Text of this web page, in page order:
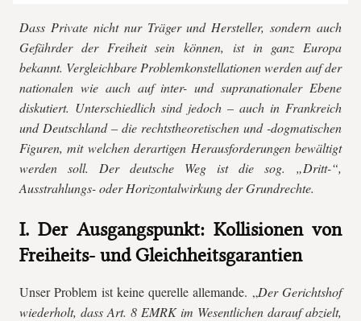
Dass Private nicht nur Träger und Hersteller, sondern auch
Gefährder der Freiheit sein können, ist in ganz Europa
bekannt. Vergleichbare Problemkonstellationen werden auf der
nationalen wie auch auf inter- und supranationaler Ebene
diskutiert. Unterschiedlich sind jedoch – auch in Frankreich
und Deutschland – die rechtstheoretischen und -dogmatischen
Figuren, mit welchen derartigen Herausforderungen bewältigt
werden soll. Der deutsche Weg ist die sog. „Dritt-“,
Ausstrahlungs- oder Horizontalwirkung der Grundrechte.
I. Der Ausgangspunkt: Kollisionen von
Freiheits- und Gleichheitsgarantien
Unser Problem ist keine querelle allemande. „Der Gerichtshof
wiederholt, dass Art. 8 EMRK im Wesentlichen darauf abzielt,